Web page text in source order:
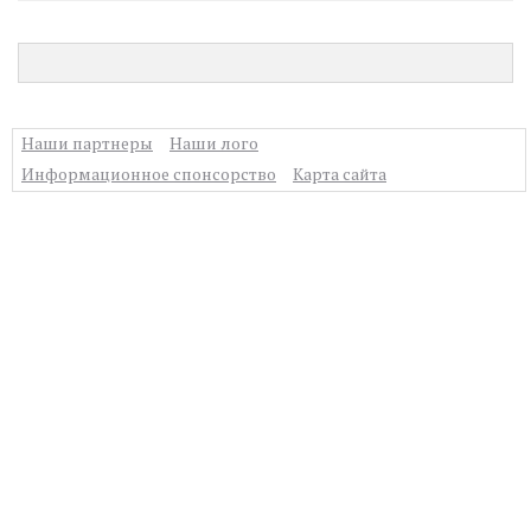
Наши партнеры
Наши лого
Информационное спонсорство
Карта сайта